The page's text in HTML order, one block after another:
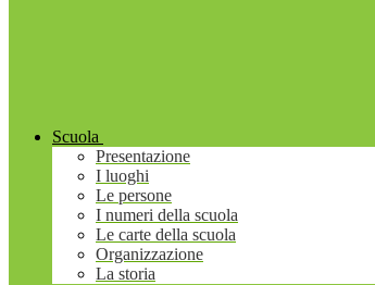
Scuola
Presentazione
I luoghi
Le persone
I numeri della scuola
Le carte della scuola
Organizzazione
La storia